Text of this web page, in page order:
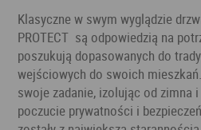
Klasyczne w swym wyglądzie
PROTECT są odpowiedzią na
poszukują dopasowanych do
wejściowych do swoich
swoje zadanie, izolując od zimna i
poczucie prywatności i